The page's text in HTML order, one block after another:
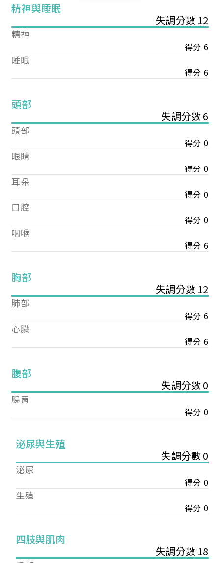
精神與睡眠
失調分數 12
精神
得分 6
睡眠
得分 6
頭部
失調分數 6
頭部
得分 0
眼睛
得分 0
耳朵
得分 0
口腔
得分 0
咽喉
得分 6
胸部
失調分數 12
肺部
得分 6
心臟
得分 6
腹部
失調分數 0
腸胃
得分 0
泌尿與生殖
失調分數 0
泌尿
得分 0
生殖
得分 0
四肢與肌肉
失調分數 18
您已成功送出會員申請
您好，您的會員申請，已成功送出，經本協會理事